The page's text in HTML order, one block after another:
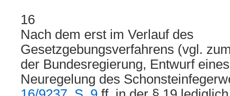
16
Nach dem erst im Verlauf des
Gesetzgebungsverfahrens (vgl.
der Bundesregierung, Entwurf
Neuregelung des